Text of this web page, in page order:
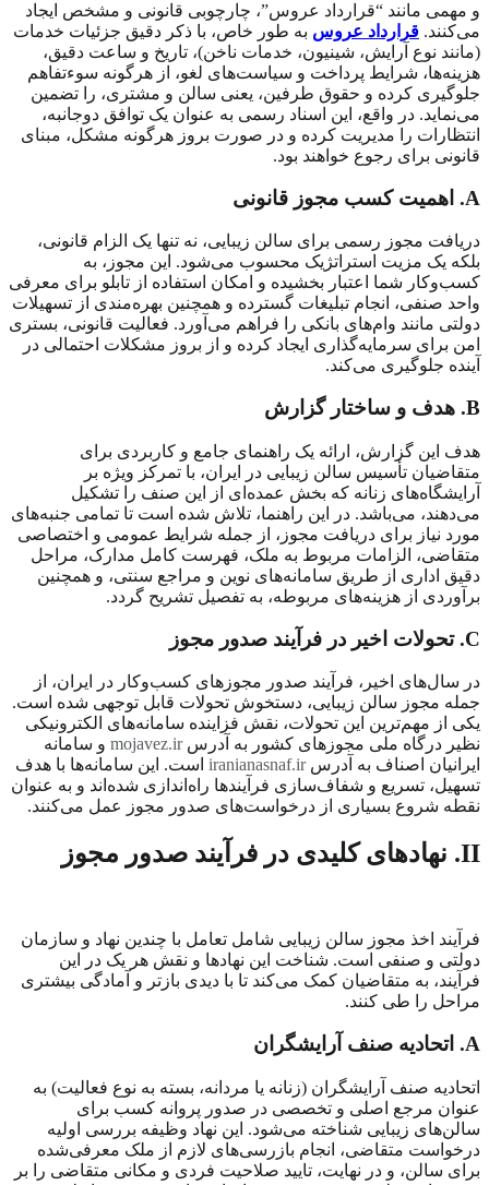
و مهمی مانند “قرارداد عروس”، چارچوبی قانونی و مشخص ایجاد
می‌کنند. قرارداد عروس به طور خاص، با ذکر دقیق جزئیات خدمات
(مانند نوع آرایش، شینیون، خدمات ناخن)، تاریخ و ساعت دقیق،
هزینه‌ها، شرایط پرداخت و سیاست‌های لغو، از هرگونه سوءتفاهم
جلوگیری کرده و حقوق طرفین، یعنی سالن و مشتری، را تضمین
می‌نماید. در واقع، این اسناد رسمی به عنوان یک توافق دوجانبه،
انتظارات را مدیریت کرده و در صورت بروز هرگونه مشکل، مبنای
قانونی برای رجوع خواهند بود.
A. اهمیت کسب مجوز قانونی
دریافت مجوز رسمی برای سالن زیبایی، نه تنها یک الزام قانونی،
بلکه یک مزیت استراتژیک محسوب می‌شود. این مجوز، به
کسب‌وکار شما اعتبار بخشیده و امکان استفاده از تابلو برای معرفی
واحد صنفی، انجام تبلیغات گسترده و همچنین بهره‌مندی از تسهیلات
دولتی مانند وام‌های بانکی را فراهم می‌آورد. فعالیت قانونی، بستری
امن برای سرمایه‌گذاری ایجاد کرده و از بروز مشکلات احتمالی در
آینده جلوگیری می‌کند.
B. هدف و ساختار گزارش
هدف این گزارش، ارائه یک راهنمای جامع و کاربردی برای
متقاضیان تأسیس سالن زیبایی در ایران، با تمرکز ویژه بر
آرایشگاه‌های زنانه که بخش عمده‌ای از این صنف را تشکیل
می‌دهند، می‌باشد. در این راهنما، تلاش شده است تا تمامی جنبه‌های
مورد نیاز برای دریافت مجوز، از جمله شرایط عمومی و اختصاصی
متقاضی، الزامات مربوط به ملک، فهرست کامل مدارک، مراحل
دقیق اداری از طریق سامانه‌های نوین و مراجع سنتی، و همچنین
برآوردی از هزینه‌های مربوطه، به تفصیل تشریح گردد.
C. تحولات اخیر در فرآیند صدور مجوز
در سال‌های اخیر، فرآیند صدور مجوزهای کسب‌وکار در ایران، از
جمله مجوز سالن زیبایی، دستخوش تحولات قابل توجهی شده است.
یکی از مهم‌ترین این تحولات، نقش فزاینده سامانه‌های الکترونیکی
نظیر درگاه ملی مجوزهای کشور به آدرسmojavez.ir و سامانه
ایرانیان اصناف به آدرسiranianasnaf.ir است. این سامانه‌ها با هدف
تسهیل، تسریع و شفاف‌سازی فرآیندها راه‌اندازی شده‌اند و به عنوان
نقطه شروع بسیاری از درخواست‌های صدور مجوز عمل می‌کنند.
II. نهادهای کلیدی در فرآیند صدور مجوز
فرآیند اخذ مجوز سالن زیبایی شامل تعامل با چندین نهاد و سازمان
دولتی و صنفی است. شناخت این نهادها و نقش هر یک در این
فرآیند، به متقاضیان کمک می‌کند تا با دیدی بازتر و آمادگی بیشتری
مراحل را طی کنند.
A. اتحادیه صنف آرایشگران
اتحادیه صنف آرایشگران (زنانه یا مردانه، بسته به نوع فعالیت) به
عنوان مرجع اصلی و تخصصی در صدور پروانه کسب برای
سالن‌های زیبایی شناخته می‌شود. این نهاد وظیفه بررسی اولیه
درخواست متقاضی، انجام بازرسی‌های لازم از ملک معرفی‌شده
برای سالن، و در نهایت، تایید صلاحیت فردی و مکانی متقاضی را بر